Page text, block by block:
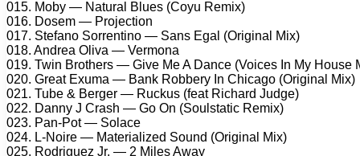
015. Moby — Natural Blues (Coyu Remix)
016. Dosem — Projection
017. Stefano Sorrentino — Sans Egal (Original Mix)
018. Andrea Oliva — Vermona
019. Twin Brothers — Give Me A Dance (Voices In My House
020. Great Exuma — Bank Robbery In Chicago (Original Mix)
021. Tube & Berger — Ruckus (feat Richard Judge)
022. Danny J Crash — Go On (Soulstatic Remix)
023. Pan-Pot — Solace
024. L-Noire — Materialized Sound (Original Mix)
025. Rodriguez Jr. — 2 Miles Away